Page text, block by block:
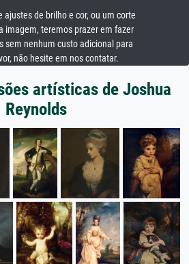
ajustes de brilho e cor, ou um corte
imagem, teremos prazer em fazer
sem nenhum custo adicional para
não hesite em nos contatar.
artísticas de Joshua
Reynolds